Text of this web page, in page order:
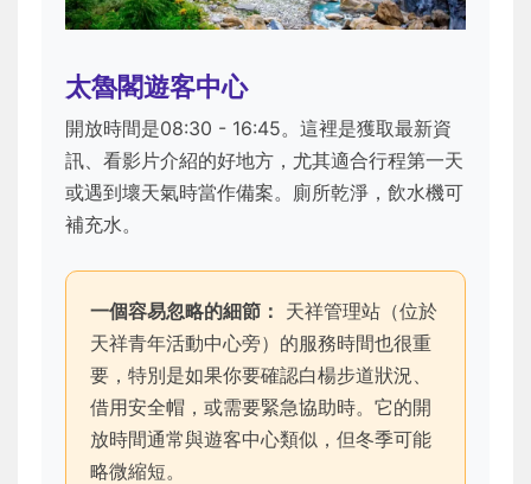
太魯閣遊客中心
開放時間是08:30 - 16:45。這裡是獲取最新資
訊、看影片介紹的好地方，尤其適合行程第一天
或遇到壞天氣時當作備案。廁所乾淨，飲水機可
補充水。
一個容易忽略的細節： 天祥管理站（位於
天祥青年活動中心旁）的服務時間也很重
要，特別是如果你要確認白楊步道狀況、
借用安全帽，或需要緊急協助時。它的開
放時間通常與遊客中心類似，但冬季可能
略微縮短。